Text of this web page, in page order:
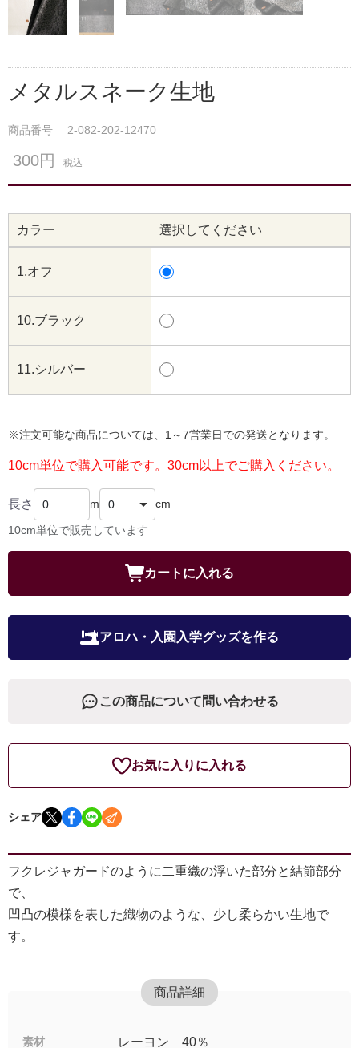
メタルスネーク生地
商品番号 2-082-202-12470
300円 税込
カラー 選択してください
1.オフ
10.ブラック
11.シルバー
※注文可能な商品については、1～7営業日での発送となります。
10cm単位で購入可能です。30cm以上でご購入ください。
長さ m cm
10cm単位で販売しています
カートに入れる
アロハ・入園入学グッズを作る
この商品について問い合わせる
お気に入りに入れる
シェア
フクレジャガードのように二重織の浮いた部分と結節部分
で、
凹凸の模様を表した織物のような、少し柔らかい生地で
す。
商品詳細
素材
レーヨン 40％